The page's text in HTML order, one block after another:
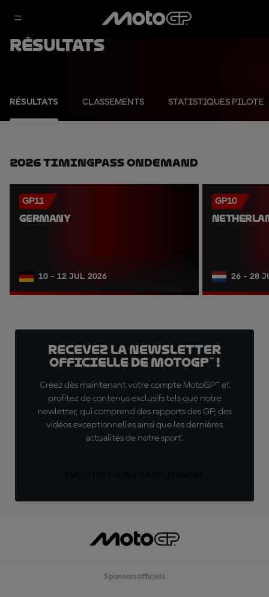
Résultats
RÉSULTATS CLASSEMENTS STATISTIQUES PILOTE
2026 TimingPass OnDemand
GP11
GERMANY
10 - 12 JUL 2026
GP10
26 - 28
Recevez la Newsletter
officielle de MotoGP™ !
Créez dès maintenant votre compte MotoGP™ et
profitez de contenus exclusifs tels que notre
newletter, qui comprend des rapports des GP, des
vidéos exceptionnelles ainsi que les dernières
actualités de notre sport.
Sponsors officiels